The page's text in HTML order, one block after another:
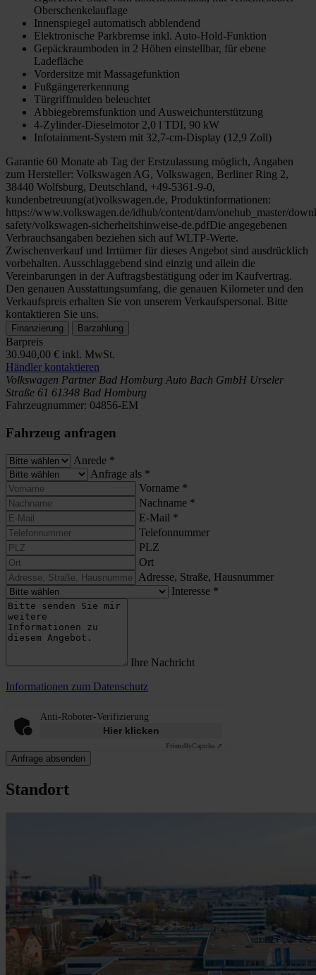
Oberschenkelauflage
Innenspiegel automatisch abblendend
Elektronische Parkbremse inkl. Auto-Hold-Funktion
Gepäckraumboden in 2 Höhen einstellbar, für ebene
Ladefläche
Vordersitze mit Massagefunktion
Fußgängererkennung
Türgriffmulden beleuchtet
Abbiegebremsfunktion und Ausweichunterstützung
4-Zylinder-Dieselmotor 2,0 l TDI, 90 kW
Infotainment-System mit 32,7-cm-Display (12,9 Zoll)
Garantie 60 Monate ab Tag der Erstzulassung möglich, Angaben
zum Hersteller: Volkswagen AG, Volkswagen, Berliner Ring 2,
38440 Wolfsburg, Deutschland, +49-5361-9-0,
kundenbetreuung(at)volkswagen.de, Produktinformationen:
https://www.volkswagen.de/idhub/content/dam/onehub_master/
safety/volkswagen-sicherheitshinweise-de.pdfDie angegebenen
Verbrauchsangaben beziehen sich auf WLTP-Werte.
Zwischenverkauf und Irrtümer für dieses Angebot sind ausdrücklich
vorbehalten. Ausschlaggebend sind einzig und allein die
Vereinbarungen in der Auftragsbestätigung oder im Kaufvertrag.
Den genauen Ausstattungsumfang, die genauen Kilometer und den
Verkaufspreis erhalten Sie von unserem Verkaufspersonal. Bitte
kontaktieren Sie uns.
Finanzierung Barzahlung
Barpreis
30.940,00 € inkl. MwSt.
Händler kontaktieren
Volkswagen Partner Bad Homburg Auto Bach GmbH Urseler
Straße 61 61348 Bad Homburg
Fahrzeugnummer: 04856-EM
Fahrzeug anfragen
Anrede *
Anfrage als *
Vorname *
Nachname *
E-Mail *
Telefonnummer
PLZ
Ort
Adresse, Straße, Hausnummer
Interesse *
Ihre Nachricht
Informationen zum Datenschutz
Anti-Roboter-Verifizierung
Hier klicken
FriendlyCaptcha ⇗
Anfrage absenden
Standort